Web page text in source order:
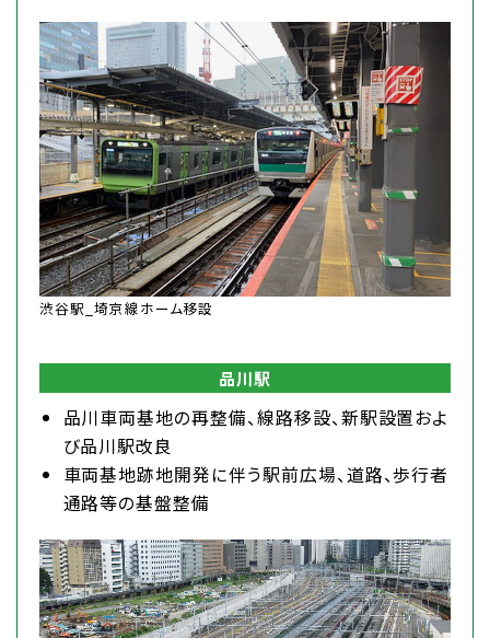
渋谷駅_埼京線ホーム移設
品川駅
品川車両基地の再整備、線路移設、新駅設置およ
び品川駅改良
車両基地跡地開発に伴う駅前広場、道路、歩行者
通路等の基盤整備